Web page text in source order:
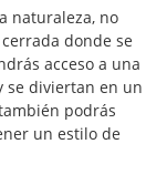
naturaleza, no
donde se
acceso a una
se diviertan en un
podrás
un estilo de